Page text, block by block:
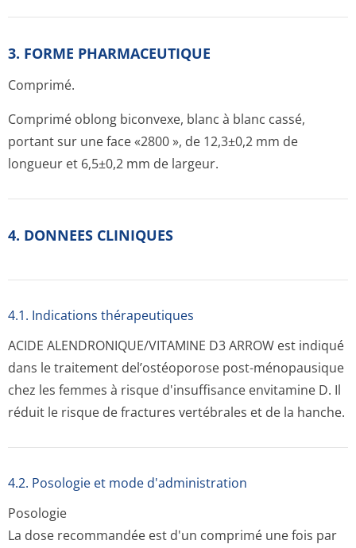
3. FORME PHARMACEUTIQUE
Comprimé.
Comprimé oblong biconvexe, blanc à blanc cassé,
portant sur une face «2800 », de 12,3±0,2 mm de
longueur et 6,5±0,2 mm de largeur.
4. DONNEES CLINIQUES
4.1. Indications thérapeutiques
ACIDE ALENDRONIQUE/VI­TAMINE D3 ARROW est indiqué
dans le traitement del’ostéoporose post-ménopausique
chez les femmes à risque d'insuffisance envitamine D. Il
réduit le risque de fractures vertébrales et de la hanche.
4.2. Posologie et mode d'administration
Posologie
La dose recommandée est d'un comprimé une fois par